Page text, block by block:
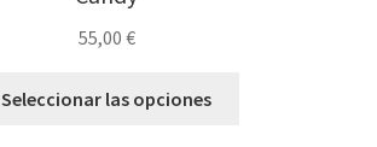
55,00 €
Seleccionar las opciones